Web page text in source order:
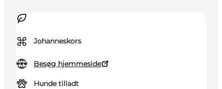
⌘ Johanneskors
Besøg hjemmeside
Hunde tilladt